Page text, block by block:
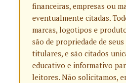
financeiras, empresas ou
eventualmente citadas.
marcas, logotipos e
são de propriedade de
titulares, e são citados
educativo e informativo
leitores. Não solicitamos,